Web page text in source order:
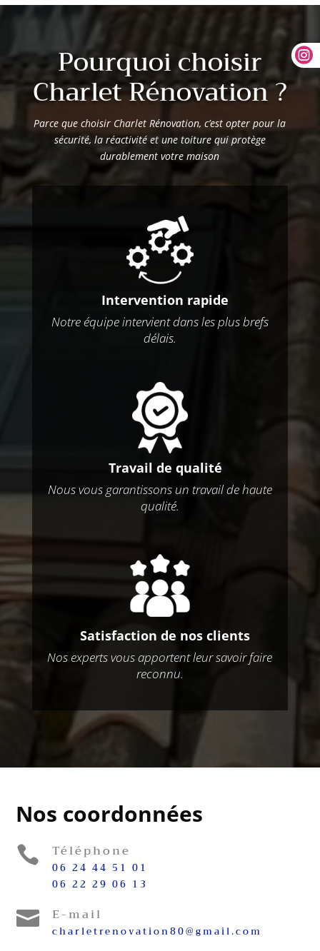
Pourquoi choisir
Charlet Rénovation ?
Parce que choisir Charlet Rénovation, c’est opter pour la
sécurité, la réactivité et une toiture qui protège
durablement votre maison
Intervention rapide
Notre équipe intervient dans les plus brefs
délais.
Travail de qualité
Nous vous garantissons un travail de haute
qualité.
Satisfaction de nos clients
Nos experts vous apportent leur savoir faire
reconnu.
Nos coordonnées
 Téléphone
06 24 44 51 01
06 22 29 06 13
 E-mail
charletrenovation80@gmail.com
